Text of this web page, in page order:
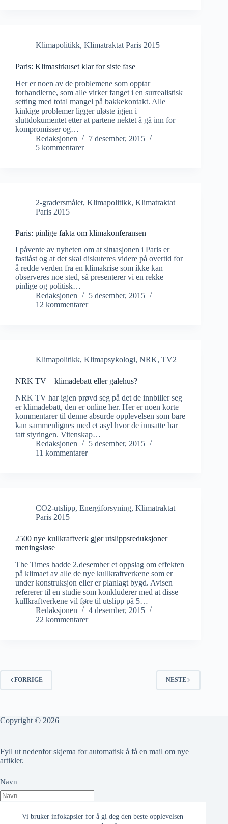
Vi bruker infokapsler for å gi deg den beste opplevelsen
Klimapolitikk, Klimatraktat Paris 2015
Paris: Klimasirkuset klar for siste fase
Her er noen av de problemene som opptar
forhandlerne, som alle virker fanget i en surrealistisk
setting med total mangel på bakkekontakt. Alle
kinkige problemer ligger uløste igjen i
sluttdokumentet etter at partene nektet å gå inn for
kompromisser og…
Redaksjonen
7 desember, 2015
5 kommentarer
2-gradersmålet, Klimapolitikk, Klimatraktat
Paris 2015
Paris: pinlige fakta om klimakonferansen
I påvente av nyheten om at situasjonen i Paris er
fastlåst og at det skal diskuteres videre på overtid for
å redde verden fra en klimakrise som ikke kan
observeres noe sted, så presenterer vi en rekke
pinlige og politisk…
Redaksjonen
5 desember, 2015
12 kommentarer
Klimapolitikk, Klimapsykologi, NRK, TV2
NRK TV – klimadebatt eller galehus?
NRK TV har igjen prøvd seg på det de innbiller seg
er klimadebatt, den er online her. Her er noen korte
kommentarer til denne absurde opplevelsen som bare
kan sammenlignes med et asyl hvor de innsatte har
tatt styringen. Vitenskap…
Redaksjonen
5 desember, 2015
11 kommentarer
CO2-utslipp, Energiforsyning, Klimatraktat
Paris 2015
2500 nye kullkraftverk gjør utslippsreduksjoner
meningsløse
The Times hadde 2.desember et oppslag om effekten
på klimaet av alle de nye kullkraftverkene som er
under konstruksjon eller er planlagt bygd. Avisen
refererer til en studie som konkluderer med at disse
kullkraftverkene vil føre til utslipp på 5…
Redaksjonen
4 desember, 2015
22 kommentarer
FORRIGE NESTE
Copyright © 2026
Fyll ut nedenfor skjema for automatisk å få en mail om nye
artikler.
Navn